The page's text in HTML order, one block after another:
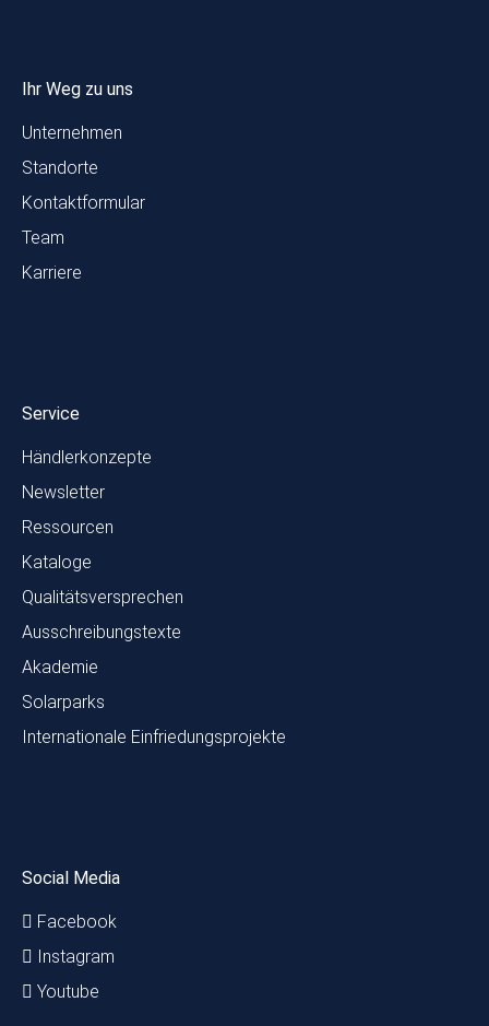
Ihr Weg zu uns
Unternehmen
Standorte
Kontaktformular
Team
Karriere
Service
Händlerkonzepte
Newsletter
Ressourcen
Kataloge
Qualitätsversprechen
Ausschreibungstexte
Akademie
Solarparks
Internationale Einfriedungsprojekte
Social Media
Facebook
Instagram
Youtube